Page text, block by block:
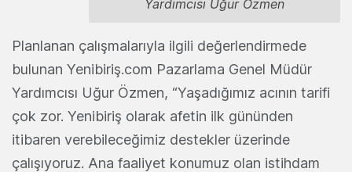
Yardımcısı Uğur Özmen
Planlanan çalışmalarıyla ilgili değerlendirmede
bulunan Yenibiriş.com Pazarlama Genel Müdür
Yardımcısı Uğur Özmen, “Yaşadığımız acının tarifi
çok zor. Yenibiriş olarak afetin ilk gününden
itibaren verebileceğimiz destekler üzerinde
çalışıyoruz. Ana faaliyet konumuz olan istihdam